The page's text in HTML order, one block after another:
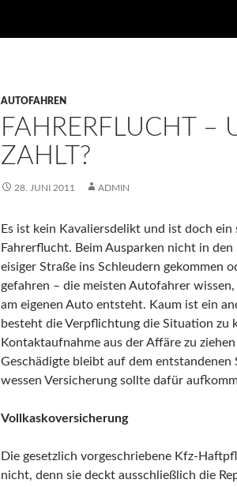
AUTOFAHREN
FAHRERFLUCHT –
ZAHLT?
28. JUNI 2011 ADMIN
Es ist kein Kavaliersdelikt und ist doch ein
Fahrerflucht. Beim Ausparken nicht in den
eisiger Straße ins Schleudern gekommen
gefahren – die meisten Autofahrer
am eigenen Auto entsteht. Kaum ist ein
besteht die Verpflichtung die Situation zu
Kontaktaufnahme aus der Affäre zu
Geschädigte bleibt auf dem entstandenen
wessen Versicherung sollte dafür
Vollkaskoversicherung
Die gesetzlich vorgeschriebene Kfz-
nicht, denn sie deckt ausschließlich die